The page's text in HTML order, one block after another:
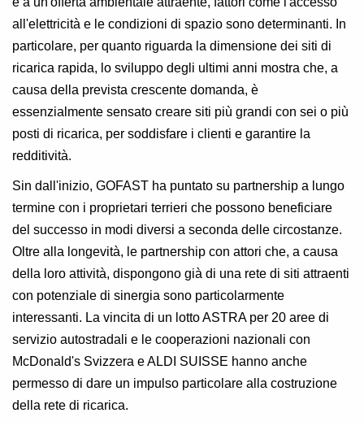
all'elettricità e le condizioni di spazio sono determinanti. In
particolare, per quanto riguarda la dimensione dei siti di
ricarica rapida, lo sviluppo degli ultimi anni mostra che, a
causa della prevista crescente domanda, è
essenzialmente sensato creare siti più grandi con sei o più
posti di ricarica, per soddisfare i clienti e garantire la
redditività.
Sin dall'inizio, GOFAST ha puntato su partnership a lungo
termine con i proprietari terrieri che possono beneficiare
del successo in modi diversi a seconda delle circostanze.
Oltre alla longevità, le partnership con attori che, a causa
della loro attività, dispongono già di una rete di siti attraenti
con potenziale di sinergia sono particolarmente
interessanti. La vincita di un lotto ASTRA per 20 aree di
servizio autostradali e le cooperazioni nazionali con
McDonald's Svizzera e ALDI SUISSE hanno anche
permesso di dare un impulso particolare alla costruzione
della rete di ricarica.